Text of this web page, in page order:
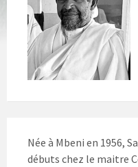
Née à Mbeni en 1956,
débuts chez le maitre